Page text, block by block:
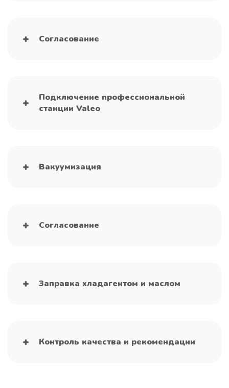
Согласование
Подключение профессиональной
станции Valeo
Вакуумизация
Согласование
Заправка хладагентом и маслом
Контроль качества и рекомендации